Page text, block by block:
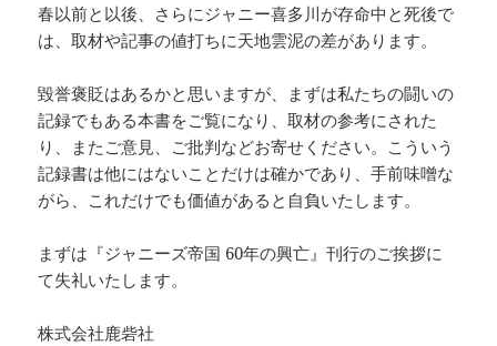
春以前と以後、さらにジャニー喜多川が存命中と死後で
は、取材や記事の値打ちに天地雲泥の差があります。
毀誉褒貶はあるかと思いますが、まずは私たちの闘いの
記録でもある本書をご覧になり、取材の参考にされた
り、またご意見、ご批判などお寄せください。こういう
記録書は他にはないことだけは確かであり、手前味噌な
がら、これだけでも価値があると自負いたします。
まずは『ジャニーズ帝国 60年の興亡』刊行のご挨拶に
て失礼いたします。
株式会社鹿砦社